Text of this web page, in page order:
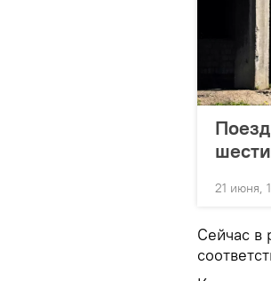
21 июня,
Сейчас в